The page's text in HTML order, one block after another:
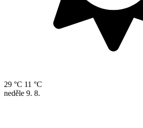
29 °C 11 °C
neděle 9. 8.